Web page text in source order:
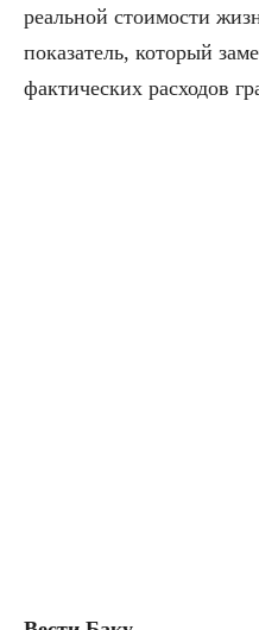
реальной стоимости
показатель, который
фактических расходов